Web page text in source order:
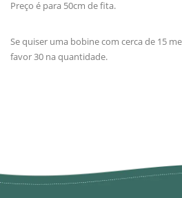
Preço é para 50cm de fita.
Se quiser uma bobine com cerca de 15
favor 30 na quantidade.